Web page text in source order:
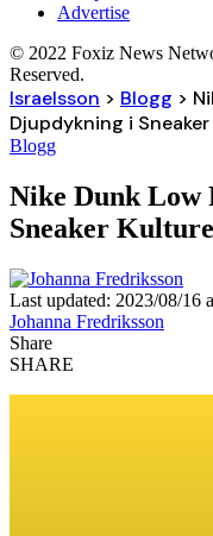
Advertise
© 2022 Foxiz News
Reserved.
Israelsson > Blogg >
Djupdykning i
Blogg
Nike Dunk Low
Sneaker
Last updated: 2023/08/16
Johanna Fredriksson
Share
SHARE